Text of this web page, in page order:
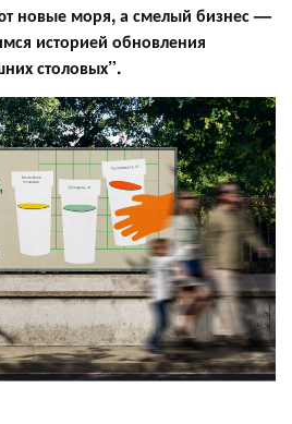
новые моря, а смелый бизнес —
историей обновления
столовых”.